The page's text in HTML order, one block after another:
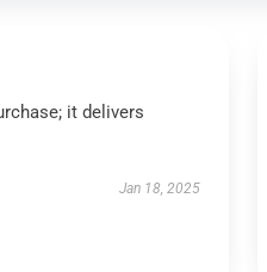
it delivers
Jan 18, 2025